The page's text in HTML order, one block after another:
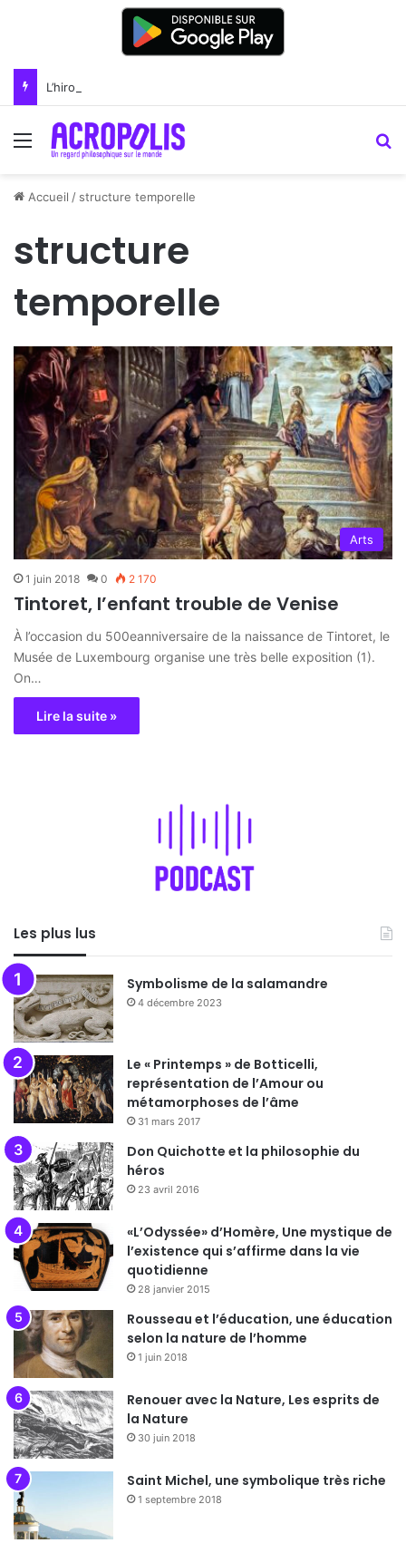
L’hirondelle – un oiseau bénéfique
Menu
Accueil / structure temporelle
structure
temporelle
Arts
1 juin 2018 0 2 170
Tintoret, l’enfant trouble de Venise
À l’occasion du 500eanniversaire de la naissance de Tintoret, le
Musée de Luxembourg organise une très belle exposition (1).
On…
Lire la suite »
Les plus lus
Symbolisme de la salamandre
4 décembre 2023
Le « Printemps » de Botticelli,
représentation de l’Amour ou
métamorphoses de l’âme
31 mars 2017
Don Quichotte et la philosophie du
héros
23 avril 2016
«L’Odyssée» d’Homère, Une mystique de
l’existence qui s’affirme dans la vie
quotidienne
28 janvier 2015
Rousseau et l’éducation, une éducation
selon la nature de l’homme
1 juin 2018
Renouer avec la Nature, Les esprits de
la Nature
30 juin 2018
Saint Michel, une symbolique très riche
1 septembre 2018